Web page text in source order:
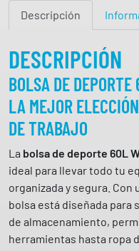
r
t
e
6
0
L
W
F
A
4
1
0
W
Descripción
DESCRIPCIÓN
BOLSA DE
LA MEJOR
DE TRABAJO
La bolsa de deporte 60L
ideal para llevar todo tu
organizada y segura. Con
bolsa está diseñada
de almacenamiento,
herramientas hasta ropa